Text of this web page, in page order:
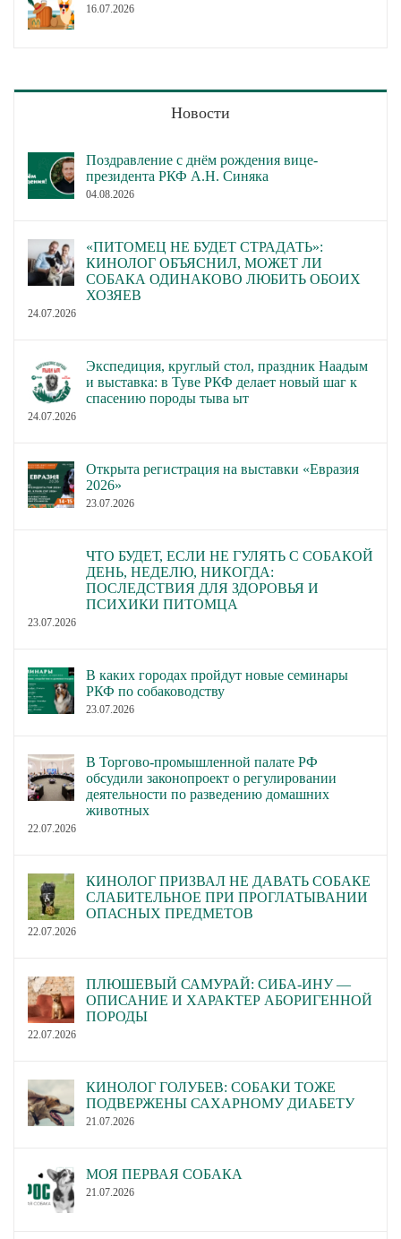
16.07.2026
Новости
Поздравление с днём рождения вице-
президента РКФ А.Н. Синяка
04.08.2026
«ПИТОМЕЦ НЕ БУДЕТ СТРАДАТЬ»:
КИНОЛОГ ОБЪЯСНИЛ, МОЖЕТ ЛИ
СОБАКА ОДИНАКОВО ЛЮБИТЬ ОБОИХ
ХОЗЯЕВ
24.07.2026
Экспедиция, круглый стол, праздник Наадым
и выставка: в Туве РКФ делает новый шаг к
спасению породы тыва ыт
24.07.2026
Открыта регистрация на выставки «Евразия
2026»
23.07.2026
ЧТО БУДЕТ, ЕСЛИ НЕ ГУЛЯТЬ С СОБАКОЙ
ДЕНЬ, НЕДЕЛЮ, НИКОГДА:
ПОСЛЕДСТВИЯ ДЛЯ ЗДОРОВЬЯ И
ПСИХИКИ ПИТОМЦА
23.07.2026
В каких городах пройдут новые семинары
РКФ по собаководству
23.07.2026
В Торгово-промышленной палате РФ
обсудили законопроект о регулировании
деятельности по разведению домашних
животных
22.07.2026
КИНОЛОГ ПРИЗВАЛ НЕ ДАВАТЬ СОБАКЕ
СЛАБИТЕЛЬНОЕ ПРИ ПРОГЛАТЫВАНИИ
ОПАСНЫХ ПРЕДМЕТОВ
22.07.2026
ПЛЮШЕВЫЙ САМУРАЙ: СИБА-ИНУ —
ОПИСАНИЕ И ХАРАКТЕР АБОРИГЕННОЙ
ПОРОДЫ
22.07.2026
КИНОЛОГ ГОЛУБЕВ: СОБАКИ ТОЖЕ
ПОДВЕРЖЕНЫ САХАРНОМУ ДИАБЕТУ
21.07.2026
МОЯ ПЕРВАЯ СОБАКА
21.07.2026